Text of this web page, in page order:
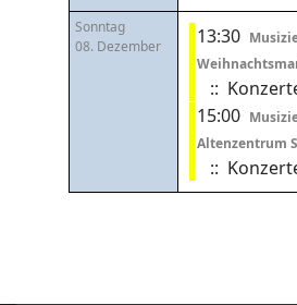
Sonntag
08. Dezember
13:30
::
15:00
Altenzentrum
::